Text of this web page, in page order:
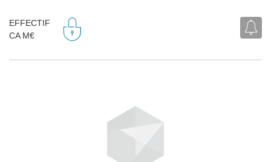
EFFECTIF
CA M€